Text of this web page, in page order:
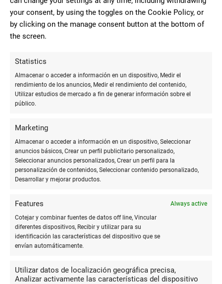
your consent, by using the toggles on the Cookie Policy, or
by clicking on the manage consent button at the bottom of
the screen.
Statistics
Almacenar o acceder a información en un dispositivo, Medir el
rendimiento de los anuncios, Medir el rendimiento del contenido,
Utilizar estudios de mercado a fin de generar información sobre el
público.
Marketing
Almacenar o acceder a información en un dispositivo, Seleccionar
anuncios básicos, Crear un perfil publicitario personalizado,
Seleccionar anuncios personalizados, Crear un perfil para la
personalización de contenidos, Seleccionar contenido personalizado,
Desarrollar y mejorar productos.
Features
Always active
Cotejar y combinar fuentes de datos off line, Vincular
diferentes dispositivos, Recibir y utilizar para su
identificación las características del dispositivo que se
envían automáticamente.
Utilizar datos de localización geográfica precisa,
Analizar activamente las características del dispositivo
unos lotes de regalo al precio que tú
quieras.
Antonia
VILCHEZ
Buen sitio para comprar útiles
escolares y algún que otro regalo
ESTEBAN RUIZ
Los mejores,tienen de todo,y si
no te lo consiguen a la mayor brevedad
Juan Francisco
casi de todo